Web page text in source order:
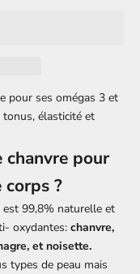
pour ses omégas 3 et
tonus, élasticité et
pour
corps ?
est 99,8% naturelle et
oxydantes: chanvre,
et noisette.
types de peau mais